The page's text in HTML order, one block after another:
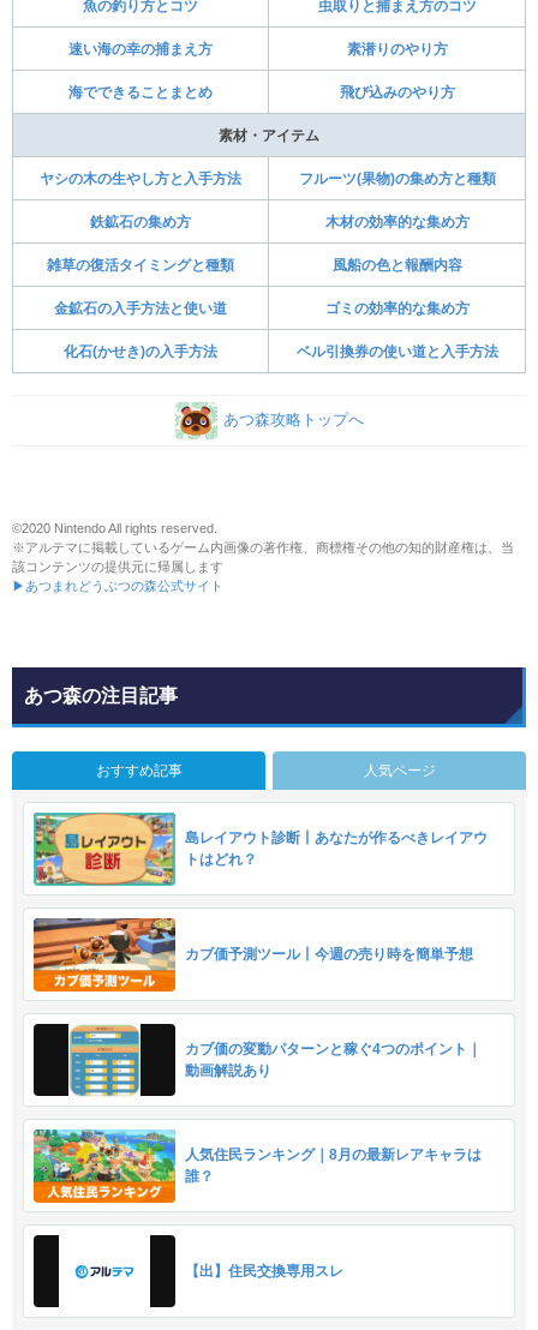
魚の釣り方とコツ 虫取りと捕まえ方のコツ
速い海の幸の捕まえ方 素潜りのやり方
海でできることまとめ 飛び込みのやり方
素材・アイテム
ヤシの木の生やし方と入手方法 フルーツ(果物)の集め方と種類
鉄鉱石の集め方 木材の効率的な集め方
雑草の復活タイミングと種類 風船の色と報酬内容
金鉱石の入手方法と使い道 ゴミの効率的な集め方
化石(かせき)の入手方法 ベル引換券の使い道と入手方法
あつ森攻略トップへ
©2020 Nintendo All rights reserved.
※アルテマに掲載しているゲーム内画像の著作権、商標権その他の知的財産権は、当
該コンテンツの提供元に帰属します
▶あつまれどうぶつの森公式サイト
あつ森の注目記事
おすすめ記事 人気ページ
島レイアウト診断丨あなたが作るべきレイアウ
トはどれ？
カブ価予測ツール丨今週の売り時を簡単予想
カブ価の変動パターンと稼ぐ4つのポイント｜
動画解説あり
人気住民ランキング｜8月の最新レアキャラは
誰？
【出】住民交換専用スレ